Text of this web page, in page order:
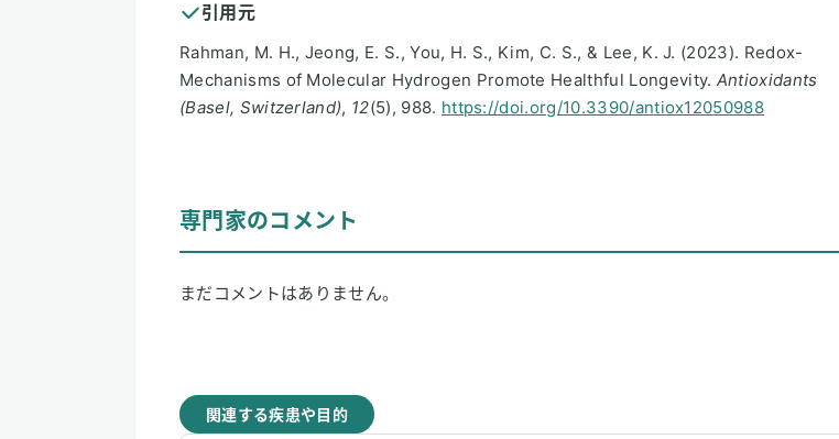
引用元
Rahman, M. H., Jeong, E. S., You, H. S., Kim, C. S., & Lee, K. J. (2023). Redox-
Mechanisms of Molecular Hydrogen Promote Healthful Longevity. Antioxidants
(Basel, Switzerland), 12(5), 988. https://doi.org/10.3390/antiox12050988
専門家のコメント
まだコメントはありません。
関連する疾患や目的